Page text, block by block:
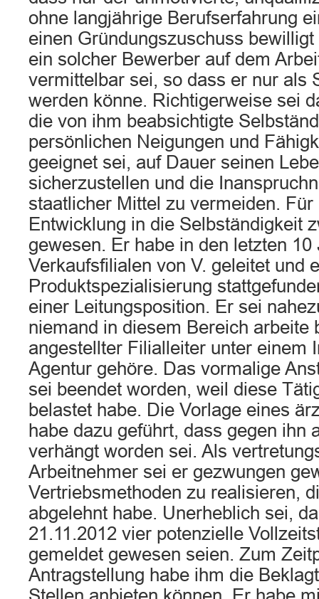
ohne langjährige Berufserfahrung
einen Gründungszuschuss
ein solcher Bewerber auf dem
vermittelbar sei, so dass er nur als
werden könne. Richtigerweise sei
die von ihm beabsichtigte
persönlichen Neigungen und
geeignet sei, auf Dauer seinen
sicherzustellen und die
staatlicher Mittel zu vermeiden. Für
Entwicklung in die Selbständigkeit
gewesen. Er habe in den letzten 10
Verkaufsfilialen von V. geleitet und
Produktspezialisierung
einer Leitungsposition. Er sei
niemand in diesem Bereich arbeite
angestellter Filialleiter unter einem
Agentur gehöre. Das vormalige
sei beendet worden, weil diese
belastet habe. Die Vorlage eines
habe dazu geführt, dass gegen ihn
verhängt worden sei. Als
Arbeitnehmer sei er gezwungen
Vertriebsmethoden zu realisieren,
abgelehnt habe. Unerheblich sei,
21.11.2012 vier potenzielle
gemeldet gewesen seien. Zum
Antragstellung habe ihm die